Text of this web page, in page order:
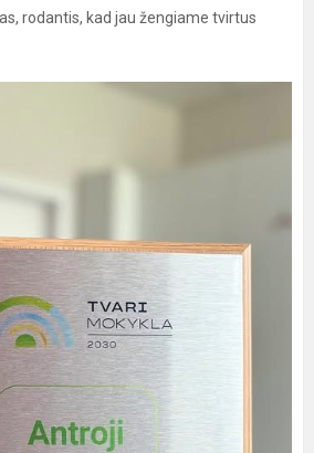
rodantis, kad jau žengiame tvirtus